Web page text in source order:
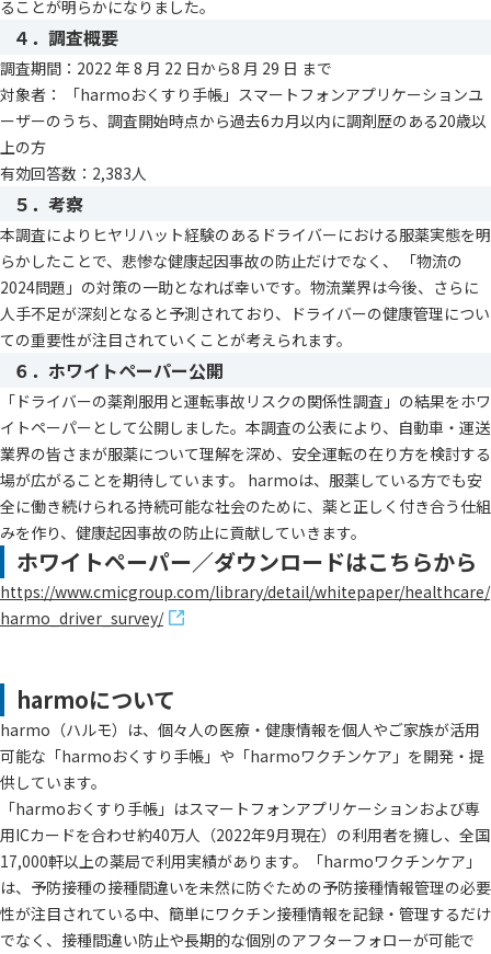
ることが明らかになりました。
４．調査概要
調査期間：2022 年 8 月 22 日から8 月 29 日 まで
対象者： 「harmoおくすり手帳」スマートフォンアプリケーションユ
ーザーのうち、調査開始時点から過去6カ月以内に調剤歴のある20歳以
上の方
有効回答数：2,383人
５．考察
本調査によりヒヤリハット経験のあるドライバーにおける服薬実態を明
らかしたことで、悲惨な健康起因事故の防止だけでなく、 「物流の
2024問題」の対策の一助となれば幸いです。物流業界は今後、さらに
人手不足が深刻となると予測されており、ドライバーの健康管理につい
ての重要性が注目されていくことが考えられます。
６．ホワイトペーパー公開
「ドライバーの薬剤服用と運転事故リスクの関係性調査」の結果をホワ
イトペーパーとして公開しました。本調査の公表により、自動車・運送
業界の皆さまが服薬について理解を深め、安全運転の在り方を検討する
場が広がることを期待しています。 harmoは、服薬している方でも安
全に働き続けられる持続可能な社会のために、薬と正しく付き合う仕組
みを作り、健康起因事故の防止に貢献していきます。
ホワイトペーパー／ダウンロードはこちらから
https://www.cmicgroup.com/library/detail/whitepaper/healthcare/
harmo_driver_survey/
harmoについて
harmo（ハルモ）は、個々人の医療・健康情報を個人やご家族が活用
可能な「harmoおくすり手帳」や「harmoワクチンケア」を開発・提
供しています。
「harmoおくすり手帳」はスマートフォンアプリケーションおよび専
用ICカードを合わせ約40万人（2022年9月現在）の利用者を擁し、全国
17,000軒以上の薬局で利用実績があります。「harmoワクチンケア」
は、予防接種の接種間違いを未然に防ぐための予防接種情報管理の必要
性が注目されている中、簡単にワクチン接種情報を記録・管理するだけ
でなく、接種間違い防止や長期的な個別のアフターフォローが可能で